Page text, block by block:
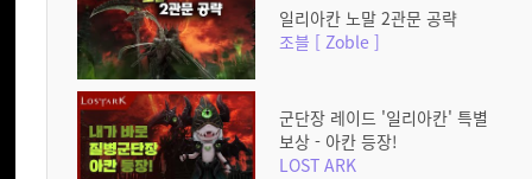
일리아칸 노말 2관문 공략
조블 [ Zoble ]
군단장 레이드 '일리아칸' 특별
보상 - 아칸 등장!
LOST ARK